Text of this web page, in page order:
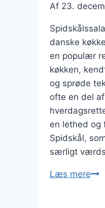
Af 23.
danske
en populær
køkken,
og sprøde
ofte en del
en lethed og
Spidskål,
særligt
Læs mere